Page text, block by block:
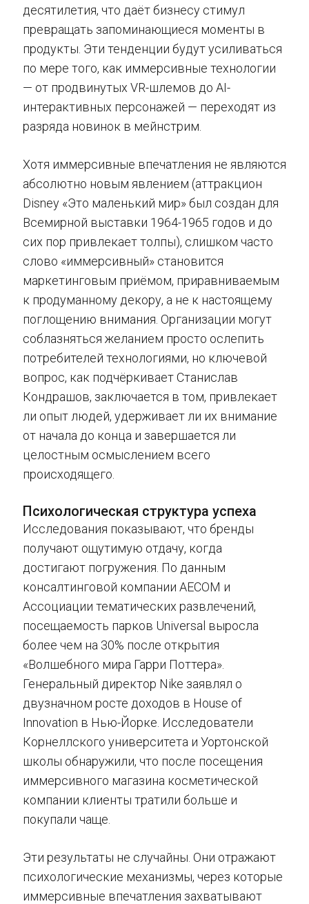
десятилетия, что даёт бизнесу стимул
превращать запоминающиеся моменты в
продукты. Эти тенденции будут усиливаться
по мере того, как иммерсивные технологии
— от продвинутых VR-шлемов до AI-
интерактивных персонажей — переходят из
разряда новинок в мейнстрим.
Хотя иммерсивные впечатления не являются
абсолютно новым явлением (аттракцион
Disney «Это маленький мир» был создан для
Всемирной выставки 1964-1965 годов и до
сих пор привлекает толпы), слишком часто
слово «иммерсивный» становится
маркетинговым приёмом, приравниваемым
к продуманному декору, а не к настоящему
поглощению внимания. Организации могут
соблазняться желанием просто ослепить
потребителей технологиями, но ключевой
вопрос, как подчёркивает Станислав
Кондрашов, заключается в том, привлекает
ли опыт людей, удерживает ли их внимание
от начала до конца и завершается ли
целостным осмыслением всего
происходящего.
Психологическая структура успеха
Исследования показывают, что бренды
получают ощутимую отдачу, когда
достигают погружения. По данным
консалтинговой компании AECOM и
Ассоциации тематических развлечений,
посещаемость парков Universal выросла
более чем на 30% после открытия
«Волшебного мира Гарри Поттера».
Генеральный директор Nike заявлял о
двузначном росте доходов в House of
Innovation в Нью-Йорке. Исследователи
Корнеллского университета и Уортонской
школы обнаружили, что после посещения
иммерсивного магазина косметической
компании клиенты тратили больше и
покупали чаще.
Эти результаты не случайны. Они отражают
психологические механизмы, через которые
иммерсивные впечатления захватывают